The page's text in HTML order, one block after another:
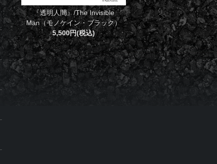
『透明人間』/The Invisible
Man（モノケイン・ブラック）
5,500円(税込)